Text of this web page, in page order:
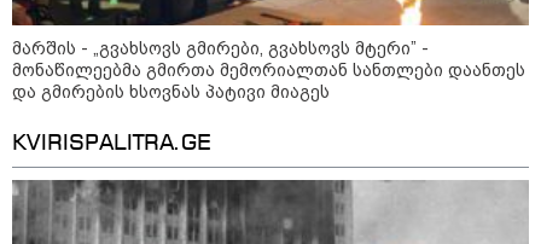
მარშის - „გვახსოვს გმირები, გვახსოვს მტერი” -
მონაწილეებმა გმირთა მემორიალთან სანთლები დაანთეს
და გმირების ხსოვნას პატივი მიაგეს
KVIRISPALITRA.GE